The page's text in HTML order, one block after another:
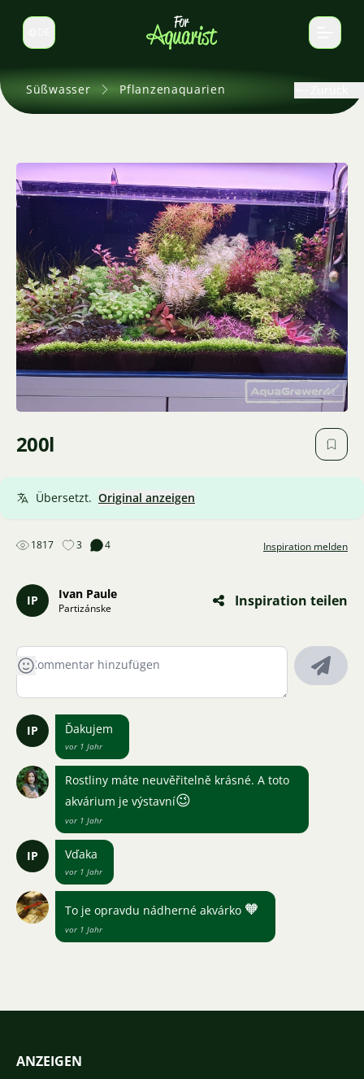
Sprache wechseln
Süßwasser Pflanzenaquarien
200l
Übersetzt. Original anzeigen
1817 3 4 Inspiration melden
IP Ivan Paule
Partizánske Inspiration teilen
IP Ďakujem
vor 1 Jahr
Rostliny máte neuvěřitelně krásné. A toto
akvárium je výstavní😉
vor 1 Jahr
IP Vďaka
vor 1 Jahr
To je opravdu nádherné akvárko 🧡
vor 1 Jahr
ANZEIGEN